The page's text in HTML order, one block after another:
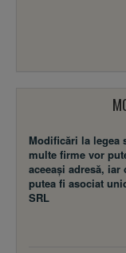
Modificări la legea
multe firme vor
aceeaşi adresă, iar
putea fi asociat
SRL